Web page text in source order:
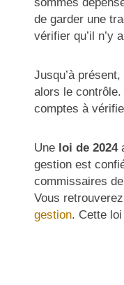
de garder une
vérifier qu’il n’y
Jusqu’à
alors le contrôle.
comptes à
Une loi de 2024
gestion est
commissaires
Vous
gestion. Cette